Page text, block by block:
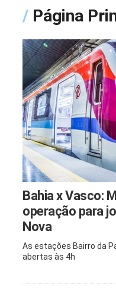
/ Página
Bahia x Vasco:
operação para
Nova
As estações Bairro da
abertas às 4h